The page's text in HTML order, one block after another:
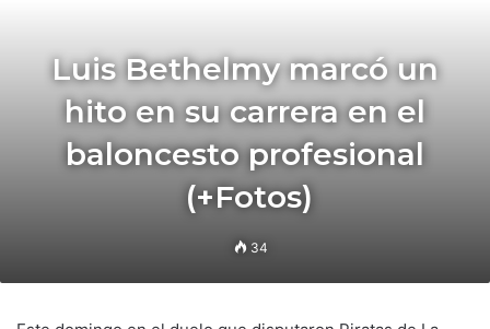
Luis Bethelmy marcó un
hito en su carrera en el
baloncesto profesional
(+Fotos)
34